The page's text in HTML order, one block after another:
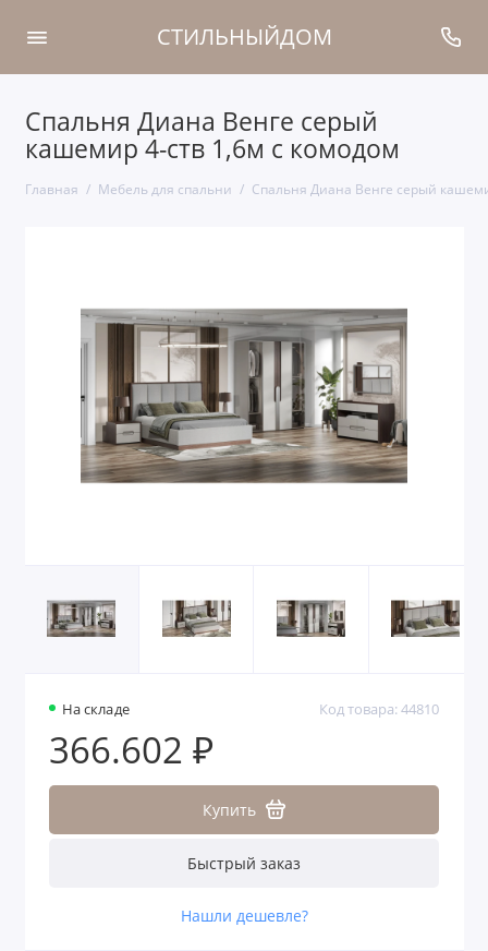
СТИЛЬНЫЙДОМ
Спальня Диана Венге серый
кашемир 4-ств 1,6м с комодом
Главная Мебель для спальни Спальня Диана Венге серый
На складе Код товара: 44810
366.602 ₽
Купить
Быстрый заказ
Нашли дешевле?